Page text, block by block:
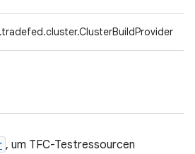
, um TFC-Testressourcen